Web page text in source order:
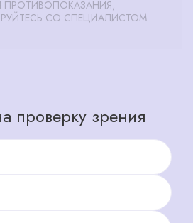
ПРОТИВОПОКАЗАНИЯ,
СО СПЕЦИАЛИСТОМ
проверку зрения